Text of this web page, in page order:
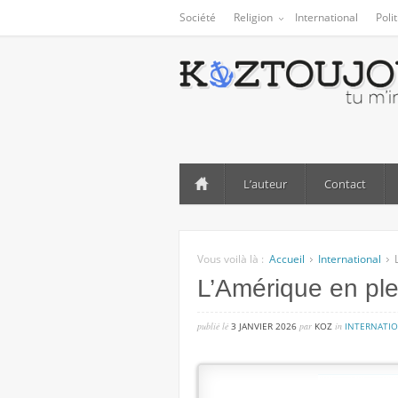
Société Religion International
L’auteur Contact
Vous voilà là : Accueil International
L’Amérique en
publié lé 3 JANVIER 2026 par KOZ in